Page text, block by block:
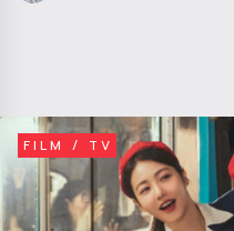
FILM / TV